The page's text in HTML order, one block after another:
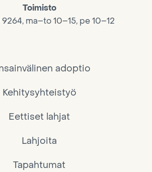
Toimisto
ma–to 10–15, pe 10–12
adoptio
Kehitysyhteistyö
Eettiset lahjat
Lahjoita
Tapahtumat